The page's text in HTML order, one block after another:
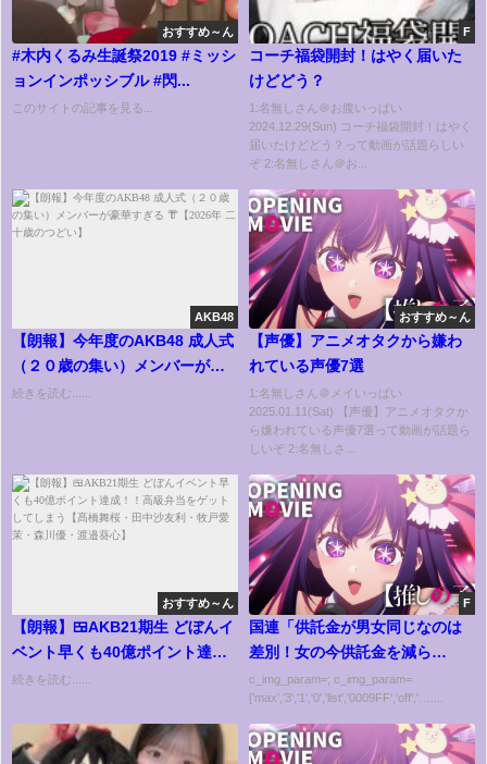
おすすめ～ん
#木内くるみ生誕祭2019 #ミッシ
ョンインポッシブル #閃...
このサイトの記事を見る...
F
コーチ福袋開封！はやく届いた
けどどう？
1:名無しさん＠お腹いっぱい
2024.12.29(Sun) コーチ福袋開封！はやく
届いたけどどう？って動画が話題らしい
ぞ 2:名無しさん＠お...
AKB48
【朗報】今年度のAKB48 成人式
（２０歳の集い）メンバーが豪
華すぎる 👘【2026年 二十歳のつ
続きを読む......
おすすめ～ん
【声優】アニメオタクから嫌わ
れている声優7選
1:名無しさん＠メイいっぱい
2025.01.11(Sat) 【声優】アニメオタクか
ら嫌われている声優7選って動画が話題ら
しいぞ 2:名無しさ...
おすすめ～ん
【朗報】🍱AKB21期生 どぼんイ
ベント早くも40億ポイント達
成！！高級弁当をゲットしてし
牧戸愛茉・森川優・渡邉葵心】
続きを読む......
F
国連「供託金が男女同じなのは
差別！女の今供託金を減ら
せ！」
c_img_param=; c_img_param=
['max','3','1','0','list','0009FF','off','…....